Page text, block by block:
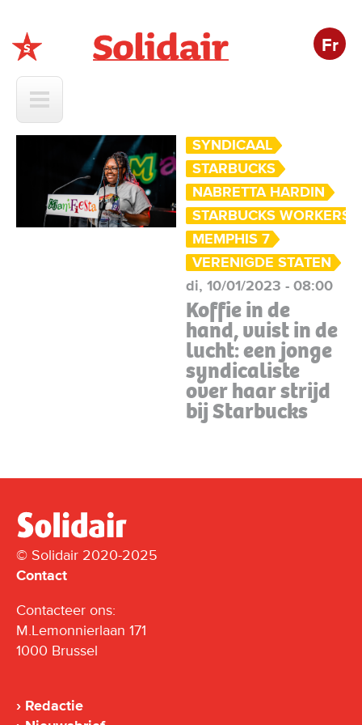
Fr
SYNDICAAL
STARBUCKS
NABRETTA HARDIN
STARBUCKS WORKERS
MEMPHIS 7
VERENIGDE STATEN
di, 10/01/2023 - 08:00
Koffie in de
hand, vuist in de
lucht: een jonge
syndicaliste
over haar strijd
bij Starbucks
© Solidair 2020-2025
Contact
Contacteer ons:
M.Lemonnierlaan 171
1000 Brussel
Redactie